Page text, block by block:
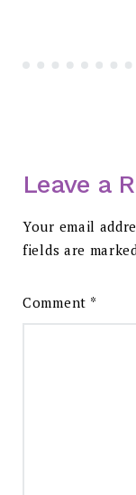
Leave a
Your email
fields are
Comment *